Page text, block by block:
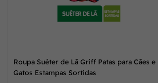
Roupa Suéter de Lã Griff Patas para Cães e
Gatos Estampas Sortidas